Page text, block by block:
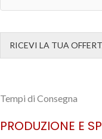
RICEVI LA TUA
Tempi di Consegna
PRODUZIONE E